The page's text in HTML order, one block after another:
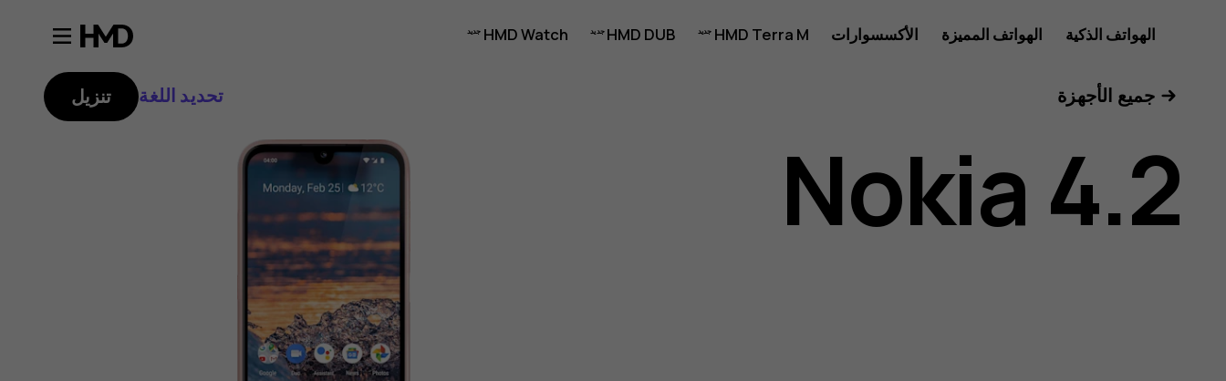
دليل
مستخدم
هاتف
الهواتف الذكية الهواتف المميزة الأكسسوارات HMD Terra M
HMD DUB
HMD Watch
جميع الأجهزة تحديد اللغة تنزيل
Nokia 4.2